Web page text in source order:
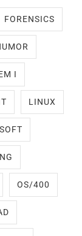
FORENSICS
I
LINUX
OS/400